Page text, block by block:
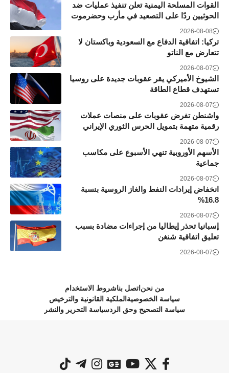
القوات المسلحة اليمنية تعلن تنفيذ عمليات ضد
الحوثيين ردًا على التصعيد في مأرب وحضرموت
2026-08-08
تركيا: اتفاقية الدفاع مع السعودية وباكستان لا
تتعارض مع الناتو
2026-08-07
الشيوخ الأميركي يقر عقوبات جديدة على روسيا
تستهدف قطاع الطاقة
2026-08-07
واشنطن تفرض عقوبات على منصات عملات
رقمية متهمة بتمويل الحرس الثوري الإيراني
2026-08-07
الأسهم الأوروبية تنهي الأسبوع على مكاسب
جماعية
2026-08-07
انخفاض إيرادات النفط والغاز الروسية بنسبة
16.8%
2026-08-07
إسبانيا تحذر إيطاليا من إجراءات مضادة بسبب
تعليق اتفاقية شنغن
2026-08-07
من نحن اتصل بناشروط الاستخدام
سياسة الخصوصية الملكية القانونية والترخيص
سياسة التصحيح وحق الردسياسة التحرير والنشر